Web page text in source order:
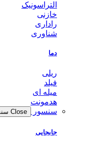
التراسونیک
خازنی
راداری
شناوری
دما
ریلی
فیلد
میله ای
هدمونت
سنسور
Close سنسور
جابجایی